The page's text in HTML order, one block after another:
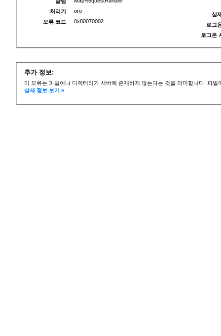
처리기
oro
오류 코드
0x80070002
실
로그
로그온
추가 정보:
이 오류는 파일이나 디렉터리가 서버에 존재하지 않는다는 것을 의미합니다. 파
상세 정보 보기 »